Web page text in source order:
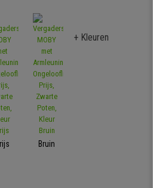
Bruin
+ Kleuren